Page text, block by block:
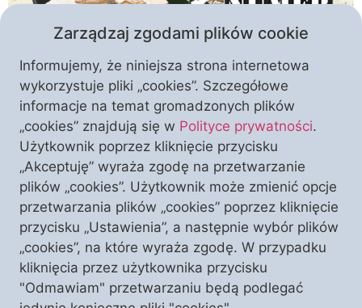
Niezwyciężona! Takiej Polsce szczególnie teraz
winniśmy służyć, zarówno w zanoszonych do
Zbawiciela przez wstawiennictwo Matki Najświętszej
modlitwach, jak też i w codziennej pracy. To postulat
dla każdego z nas, gdyż dotykający polskiej duszy i
mentalności. Ale jest to też postulat nakładający
szczególną odpowiedzialność za losy polskiego
narodu na rządzących. Bez względu na szczegółowy
scenariusz przyszłej […]
Zarządzaj zgodami plików cookie
Informujemy, że niniejsza strona internetowa
wykorzystuje pliki „cookies”. Szczegółowe
informacje na temat gromadzonych plików
„cookies” znajdują się w Polityce prywatności.
Użytkownik poprzez kliknięcie przycisku
„Akceptuję” wyraża zgodę na przetwarzanie
plików „cookies”. Użytkownik może zmienić opcje
przetwarzania plików „cookies” poprzez kliknięcie
przycisku „Ustawienia”, a następnie wybór plików
„cookies”, na które wyraża zgodę. W przypadku
kliknięcia przez użytkownika przycisku
"Odmawiam" przetwarzaniu będą podlegać